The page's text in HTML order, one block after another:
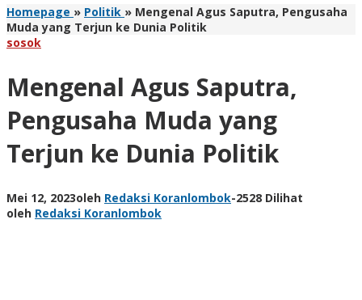
Homepage » Politik » Mengenal Agus Saputra, Pengusaha
Muda yang Terjun ke Dunia Politik
sosok
Mengenal Agus Saputra,
Pengusaha Muda yang
Terjun ke Dunia Politik
Mei 12, 2023oleh Redaksi Koranlombok-2528 Dilihat
oleh Redaksi Koranlombok